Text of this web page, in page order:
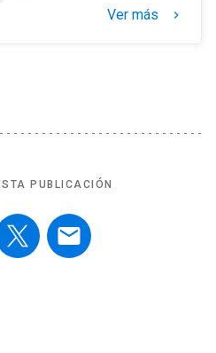
Ver más
keyboard_arrow_right
PUBLICACIÓN
email